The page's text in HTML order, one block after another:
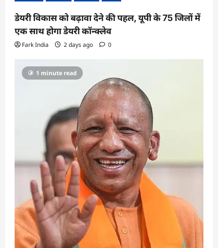
डेयरी विकास को बढ़ावा देने की पहल, यूपी के 75 जिलों में
एक साथ होगा डेयरी कॉन्क्लेव
Fark India 2 days ago 0
1 minute read